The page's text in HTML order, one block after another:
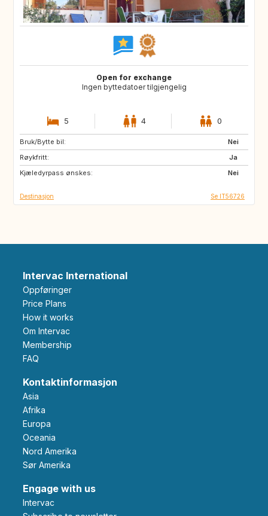
Open for exchange
Ingen byttedatoer tilgjengelig
5 4 0
Bruk/Bytte bil:
Nei
Røykfritt:
Ja
Kjæledyrpass ønskes:
Nei
PT
FR
Destinasjon Se IT56726
Intervac International
Oppføringer
Price Plans
How it works
Om Intervac
Membership
FAQ
Kontaktinformasjon
Asia
Afrika
Europa
Oceania
Nord Amerika
Sør Amerika
Engage with us
Intervac